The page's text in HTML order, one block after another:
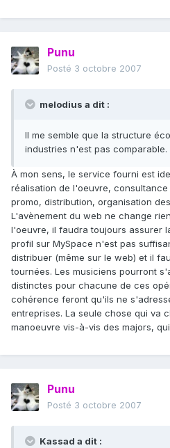
Punu
Posté 3 octobre 2007
melodius a dit :
Il me semble que la structure
industries n'est pas comparable.
À mon sens, le service fourni est
réalisation de l'oeuvre,
promo, distribution, organisation
L'avènement du web ne change
l'oeuvre, il faudra toujours assurer
profil sur MySpace n'est pas
distribuer (même sur le web) et il
tournées. Les musiciens pourront
distinctes pour chacune de ces
cohérence feront qu'ils ne
entreprises. La seule chose qui va
manoeuvre vis-à-vis des majors,
Punu
Posté 3 octobre 2007
Kassad a dit :